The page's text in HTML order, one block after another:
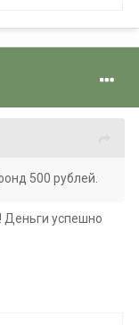
500 рублей.
Деньги успешно